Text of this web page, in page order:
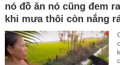
nó đồ ăn nó cũng đem
khi mưa thôi còn nắng